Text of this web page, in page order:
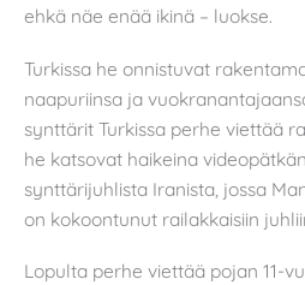
ehkä näe enää ikinä – luokse.
Turkissa he onnistuvat
naapuriinsa ja
synttärit Turkissa perhe viettää
he katsovat haikeina
synttärijuhlista Iranista, jossa
on kokoontunut railakkaisiin
Lopulta perhe viettää pojan 11-